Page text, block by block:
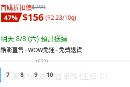
首購折扣價$299
47% $156 ($2.23/10g)
明天 8/8 (六) 預計送達
酷澎直售 ∙ WOW免運 ∙ 免費退貨
(652)
满 $1,500 再省 $75 (王道卡)
7 8 9 10